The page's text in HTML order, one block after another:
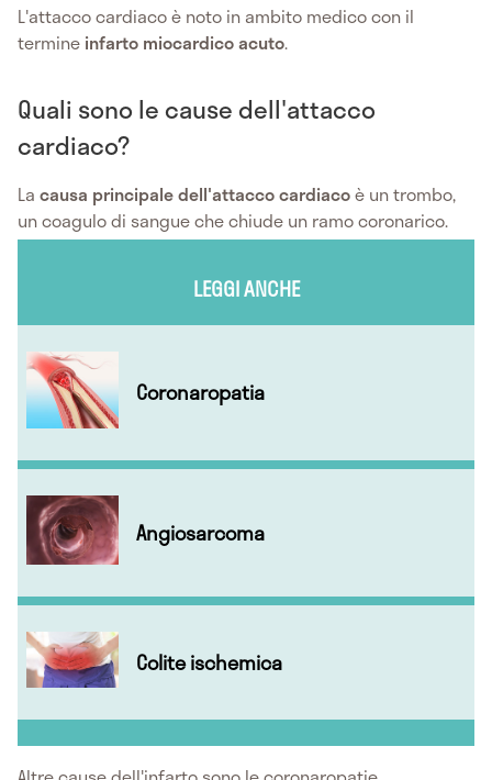
L'attacco cardiaco è noto in ambito medico con il
termine infarto miocardico acuto.
Quali sono le cause dell'attacco
cardiaco?
La causa principale dell'attacco cardiacoè un trombo,
un coagulo di sangue che chiude un ramo coronarico.
LEGGI ANCHE
Coronaropatia
Angiosarcoma
Colite ischemica